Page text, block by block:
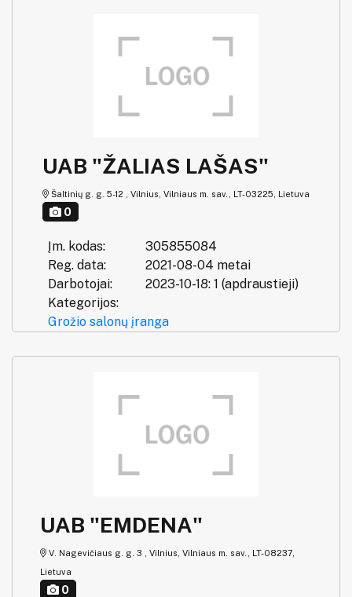
UAB "ŽALIAS LAŠAS"
Šaltinių g. g. 5-12 , Vilnius, Vilniaus m. sav., LT-03225, Lietuva
0
Įm. kodas:
305855084
Reg. data:
2021-08-04 metai
Darbotojai:
2023-10-18: 1 (apdraustieji)
Kategorijos:
Grožio salonų įranga
UAB "EMDENA"
V. Nagevičiaus g. g. 3 , Vilnius, Vilniaus m. sav., LT-08237,
Lietuva
0